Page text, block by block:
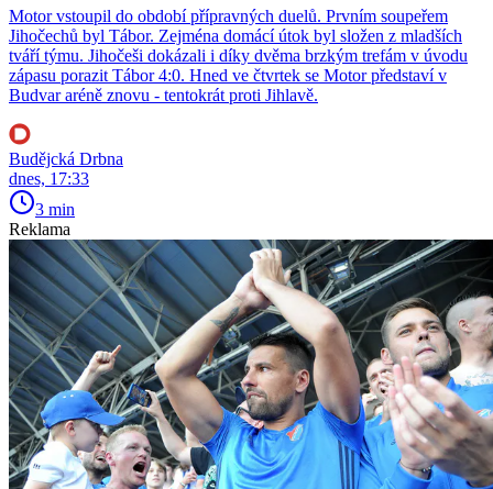
Motor vstoupil do období přípravných duelů. Prvním soupeřem
Jihočechů byl Tábor. Zejména domácí útok byl složen z mladších
tváří týmu. Jihočeši dokázali i díky dvěma brzkým trefám v úvodu
zápasu porazit Tábor 4:0. Hned ve čtvrtek se Motor představí v
Budvar aréně znovu - tentokrát proti Jihlavě.
Budějcká Drbna
dnes, 17:33
3 min
Reklama